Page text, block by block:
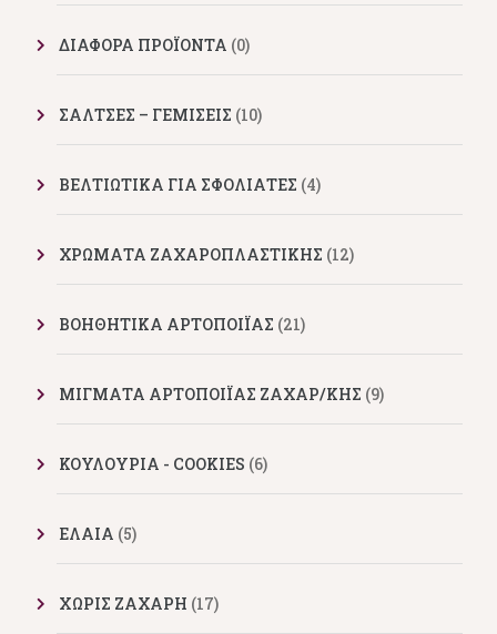
ΔΙΑΦΟΡΑ ΠΡΟΪΟΝΤΑ (0)
ΣΑΛΤΣΕΣ – ΓΕΜΙΣΕΙΣ (10)
ΒΕΛΤΙΩΤΙΚΑ ΓΙΑ ΣΦΟΛΙΑΤΕΣ (4)
ΧΡΩΜΑΤΑ ΖΑΧΑΡΟΠΛΑΣΤΙΚΗΣ (12)
ΒΟΗΘΗΤΙΚΑ ΑΡΤΟΠΟΙΪΑΣ (21)
ΜΙΓΜΑΤΑ ΑΡΤΟΠΟΙΪΑΣ ΖΑΧΑΡ/ΚΗΣ (9)
ΚΟΥΛΟΥΡΙΑ - COOKIES (6)
ΕΛΑΙΑ (5)
XΩΡΙΣ ΖΑΧΑΡΗ (17)